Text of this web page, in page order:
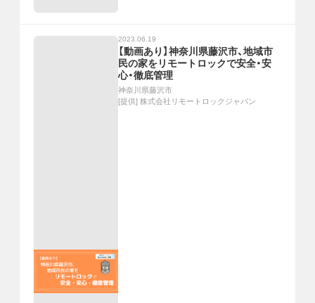
2023.06.19
【動画あり】神奈川県藤沢市、地域市
民の家をリモートロックで安全・安
心・徹底管理
神奈川県藤沢市
[提供] 株式会社リモートロックジャパン